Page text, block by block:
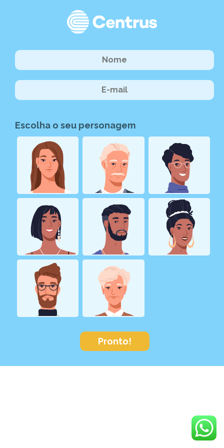
Escolha o seu personagem